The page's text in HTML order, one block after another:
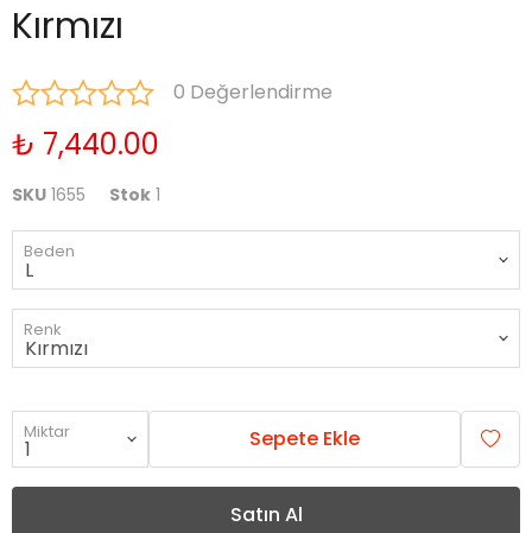
Kırmızı
0 Değerlendirme
₺ 7,440.00
SKU 1655 Stok 1
Beden
Renk
Miktar Sepete Ekle
Satın Al